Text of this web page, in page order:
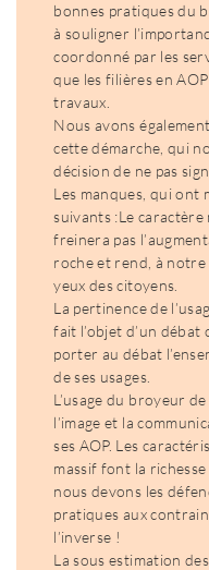
bonnes pratiques du
à souligner
coordonné par les
que les filières en
travaux.
Nous avons
cette démarche, qui
décision de ne pas
Les manques, qui ont
suivants :Le
freinera pas
roche et rend, à notre
yeux des citoyens.
La pertinence de
fait l’objet d’un
porter au débat
de ses usages.
L’usage du broyeur
l’image et la
ses AOP. Les
massif font la
nous devons les
pratiques aux
l’inverse !
La sous estimation